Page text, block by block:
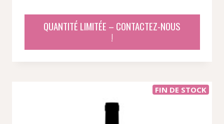
initial
était :
143,14 €.
est :
384,75 €.
QUANTITÉ LIMITÉE – CONTACTEZ-NOUS
!
FIN DE STOCK